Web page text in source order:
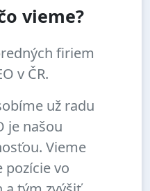
vieme?
firiem
v ČR.
už radu
je našou
Vieme
pozície vo